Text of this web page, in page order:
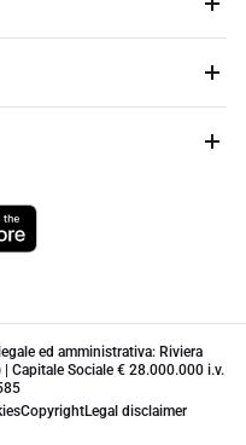
ed amministrativa: Riviera
Capitale Sociale € 28.000.000 i.v.
CopyrightLegal disclaimer